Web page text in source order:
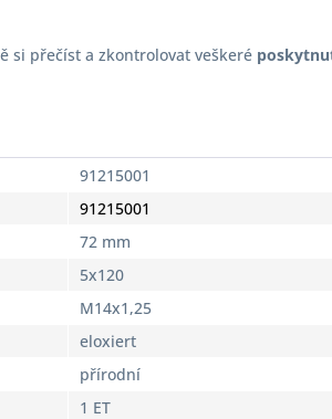
si přečíst a zkontrolovat veškeré
91215001
91215001
72 mm
5x120
M14x1,25
eloxiert
přírodní
1 ET